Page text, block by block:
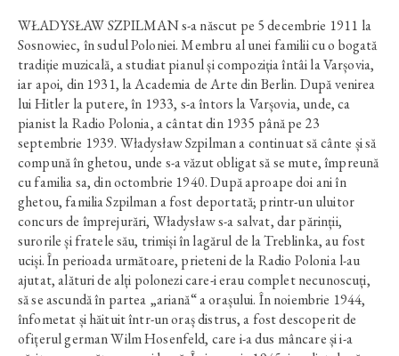
WŁADYSŁAWSZPILMAN s-a născut pe 5 decembrie 1911 la
Sosnowiec, în sudul Poloniei. Membru al unei familii cu o bogată
tradiție muzicală, a studiat pianul și compoziția întâi la Varșovia,
iar apoi, din 1931, la Academia de Arte din Berlin. După venirea
lui Hitler la putere, în 1933, s-a întors la Varșovia, unde, ca
pianist la Radio Polonia, a cântat din 1935 până pe 23
septembrie 1939. Władysław Szpilman a continuat să cânte și să
compună în ghetou, unde s-a văzut obligat să se mute, împreună
cu familia sa, din octombrie 1940. După aproape doi ani în
ghetou, familia Szpilman a fost deportată; printr-un uluitor
concurs de împrejurări, Władysław s-a salvat, dar părinții,
surorile și fratele său, trimiși în lagărul de la Treblinka, au fost
uciși. În perioada următoare, prieteni de la Radio Polonia l-au
ajutat, alături de alți polonezi care-i erau complet necunoscuți,
să se ascundă în partea „ariană“ a orașului. În noiembrie 1944,
înfometat și hăituit într-un oraș distrus, a fost descoperit de
ofițerul german Wilm Hosenfeld, care i-a dus mâncare și i-a